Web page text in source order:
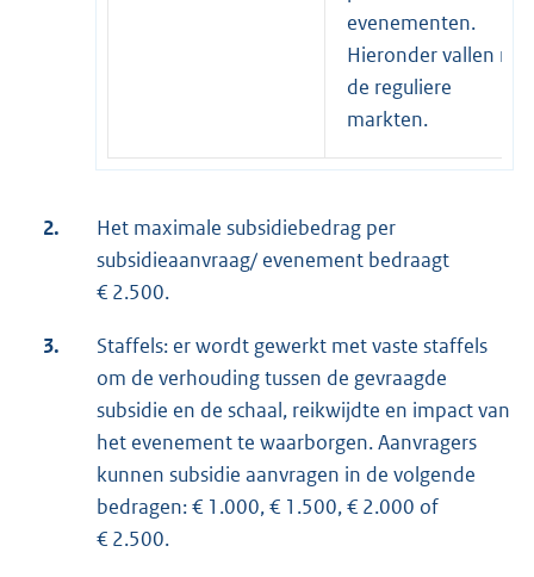
evenementen.
Hieronder vallen niet
de reguliere
markten.
2.
Het maximale subsidiebedrag per
subsidieaanvraag/ evenement bedraagt
€ 2.500.
3.
Staffels: er wordt gewerkt met vaste staffels
om de verhouding tussen de gevraagde
subsidie en de schaal, reikwijdte en impact van
het evenement te waarborgen. Aanvragers
kunnen subsidie aanvragen in de volgende
bedragen: € 1.000, € 1.500, € 2.000 of
€ 2.500.